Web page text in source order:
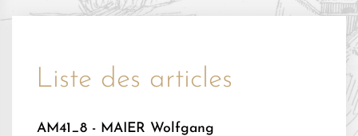
Liste des articles
AM41_8 - MAIER Wolfgang